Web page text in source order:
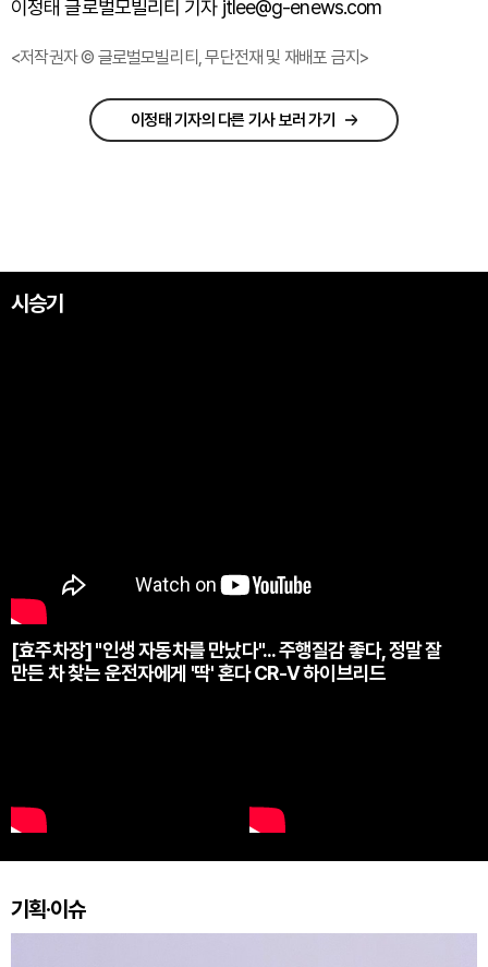
이정태 글로벌모빌리티 기자 jtlee@g-enews.com
<저작권자 © 글로벌모빌리티, 무단전재 및 재배포 금지>
이정태 기자의 다른 기사 보러 가기
시승기
[효주차장] "인생 자동차를 만났다"... 주행질감 좋다, 정말 잘
만든 차 찾는 운전자에게 '딱' 혼다 CR-V 하이브리드
기획·이슈